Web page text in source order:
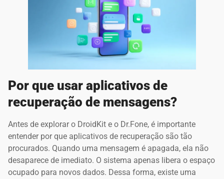
Por que usar aplicativos de
recuperação de mensagens?
Antes de explorar o DroidKit e o Dr.Fone, é importante
entender por que aplicativos de recuperação são tão
procurados. Quando uma mensagem é apagada, ela não
desaparece de imediato. O sistema apenas libera o espaço
ocupado para novos dados. Dessa forma, existe uma